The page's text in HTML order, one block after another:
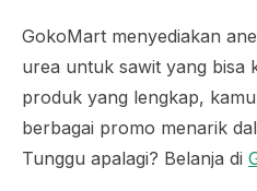
GokoMart menyediakan
urea untuk sawit yang bisa
produk yang lengkap,
berbagai promo menarik
Tunggu apalagi? Belanja di